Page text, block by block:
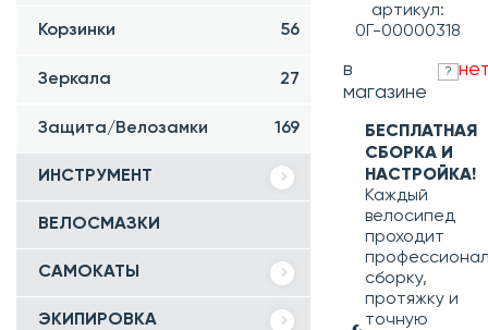
Корзинки 56
Зеркала 27
Защита/Велозамки 169
ИНСТРУМЕНТ
ВЕЛОСМАЗКИ
САМОКАТЫ
ЭКИПИРОВКА
артикул:
0Г-00000318
в
магазине
?
БЕСПЛАТНАЯ
СБОРКА И
НАСТРОЙКА!
Каждый
велосипед
проходит
сборку,
протяжку и
точную